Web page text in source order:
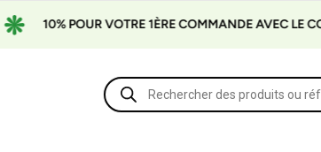
10% POUR VOTRE 1ÈRE COMMANDE AVEC LE